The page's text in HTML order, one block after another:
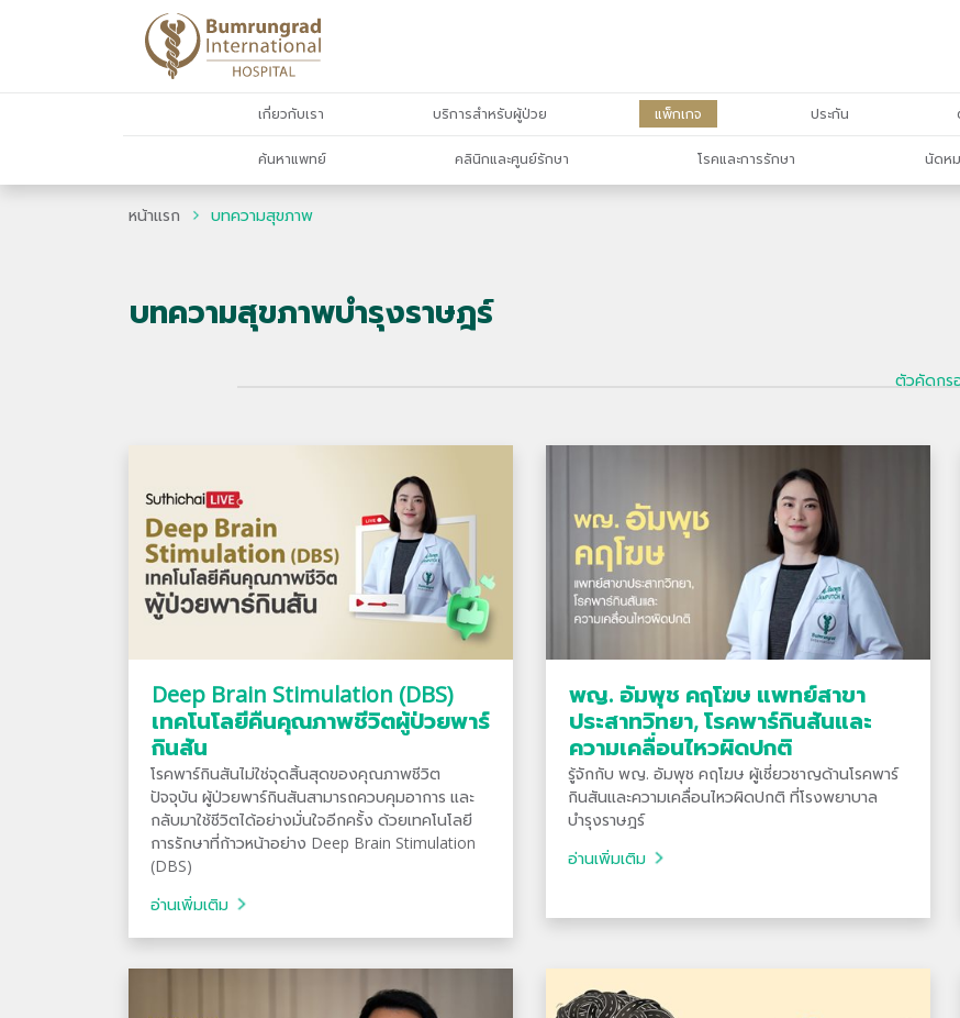
เกี่ยวกับเรา บริการสำหรับผู้ป่วย แพ็กเกจ ประกัน
ค้นหาแพทย์ คลินิกและศูนย์รักษา โรคและการรักษา นัดห
หน้าแรก บทความสุขภาพ
บทความสุขภาพบำรุงราษฎร์
ตัวคัดกร
Deep Brain Stimulation (DBS)
เทคโนโลยีคืนคุณภาพชีวิตผู้ป่วยพาร์
กินสัน
โรคพาร์กินสันไม่ใช่จุดสิ้นสุดของคุณภาพชีวิต
ปัจจุบัน ผู้ป่วยพาร์กินสันสามารถควบคุมอาการ และ
กลับมาใช้ชีวิตได้อย่างมั่นใจอีกครั้ง ด้วยเทคโนโลยี
การรักษาที่ก้าวหน้าอย่าง Deep Brain Stimulation
(DBS)
อ่านเพิ่มเติม
พญ. อัมพุช คฤโฆษ แพทย์สาขา
ประสาทวิทยา, โรคพาร์กินสันและ
ความเคลื่อนไหวผิดปกติ
รู้จักกับ พญ. อัมพุช คฤโฆษ ผู้เชี่ยวชาญด้านโรคพาร์
กินสันและความเคลื่อนไหวผิดปกติ ที่โรงพยาบาล
บำรุงราษฎร์
อ่านเพิ่มเติม